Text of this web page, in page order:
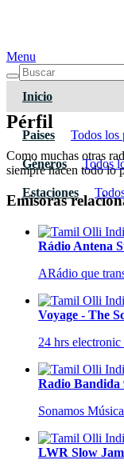
Menu
Inicio
Paises Todos los
Géneros Todos
Estaciones
Pérfil
Como muchas otras
siempre hacen todo lo
Emisoras
Rádio Antena
ARádio que
Voyage - The
24 hrs
Radio Bandida
Sonamos
LWR Slow